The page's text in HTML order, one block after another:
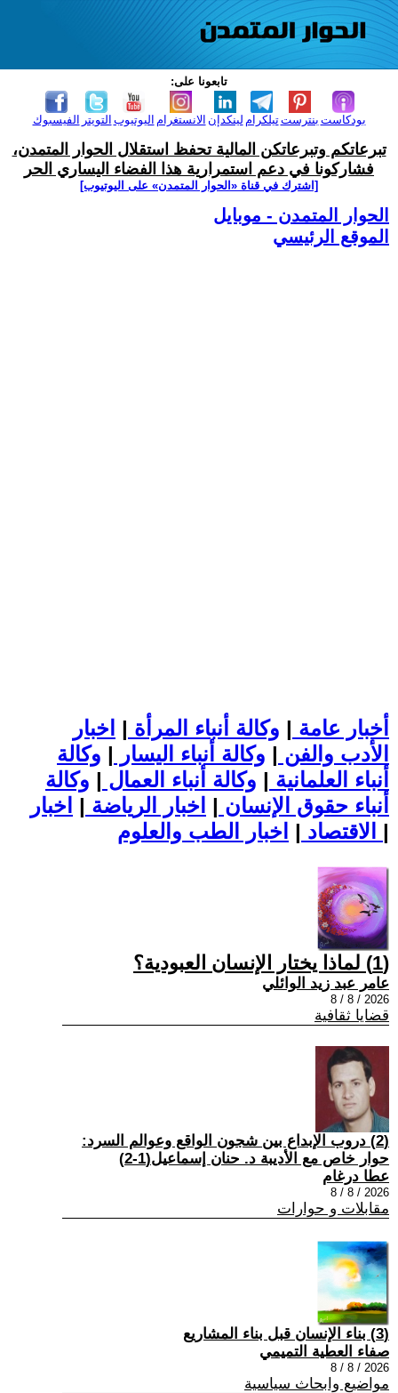
تابعونا على:
الفيسبوك التويتر اليوتيوب الانستغرام لينكدإن تيلكرامبنترست بودكاست
تبرعاتكم وتبرعاتكن المالية تحفظ استقلال الحوار المتمدن،
فشاركونا في دعم استمرارية هذا الفضاء اليساري الحر
[اشترك في قناة ‫«الحوار المتمدن» على اليوتيوب]
الحوار المتمدن - موبايل
الموقع الرئيسي
أخبار عامة | وكالة أنباء المرأة | اخبار
الأدب والفن | وكالة أنباء اليسار | وكالة
أنباء العلمانية | وكالة أنباء العمال | وكالة
أنباء حقوق الإنسان | اخبار الرياضة | اخبار
الاقتصاد | |
(1) لماذا يختار الإنسان العبودية؟
عامر عبد زيد الوائلي
2026 / 8 / 8
قضايا ثقافية
(2) دروب الإبداع بين شجون الواقع وعوالم السرد:
حوار خاص مع الأديبة د. حنان إسماعيل(1-2)
عطا درغام
2026 / 8 / 8
مقابلات و حوارات
(3) بناء الإنسان قبل بناء المشاريع
صفاء العطية التميمي
2026 / 8 / 8
مواضيع وابحاث سياسية